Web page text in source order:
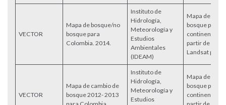
VECTOR
Mapa de bosque/no
bosque para
Colombia. 2014.
Instituto de
Hidrología,
Meteorología y
Estudios
Ambientales
(IDEAM)
Mapa de
bosque para
continental
partir de
Landsat para
VECTOR
Mapa de cambio de
bosque 2012- 2013
Instituto de
Hidrología,
Meteorología y
Estudios
Mapa de
bosque para
continental